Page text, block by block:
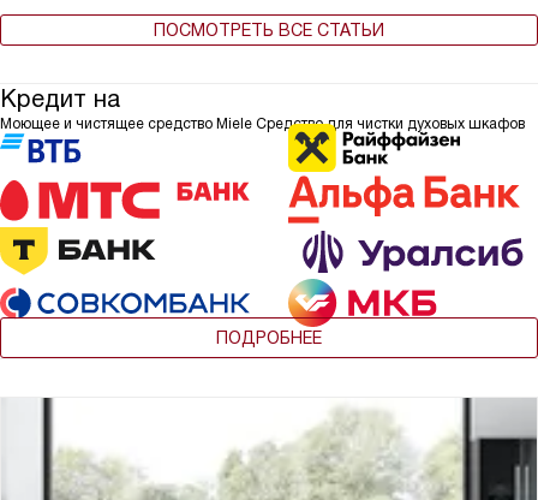
ПОСМОТРЕТЬ ВСЕ СТАТЬИ
Кредит на
Моющее и чистящее средство Miele Средство для чистки духовых шкафов
ПОДРОБНЕЕ